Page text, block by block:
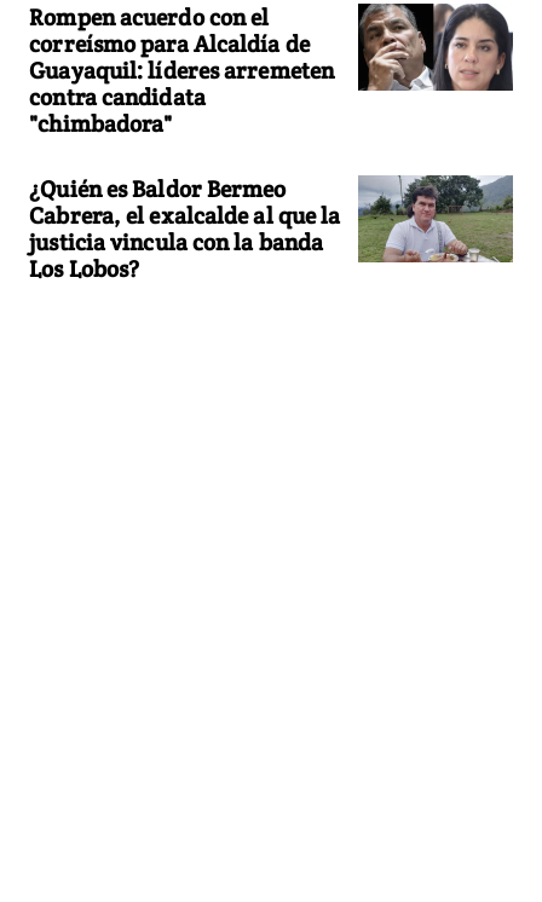
Rompen acuerdo con el
correísmo para Alcaldía de
Guayaquil: líderes arremeten
contra candidata
"chimbadora"
¿Quién es Baldor Bermeo
Cabrera, el exalcalde al que la
justicia vincula con la banda
Los Lobos?